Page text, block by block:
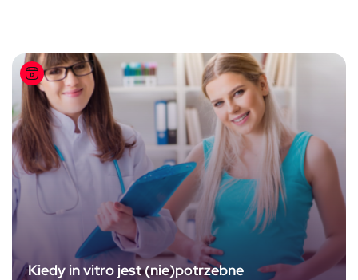
Kiedy in vitro jest (nie)potrzebne